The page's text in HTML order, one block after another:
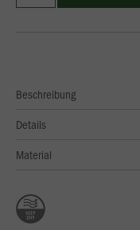
Beschreibung
Details
Material